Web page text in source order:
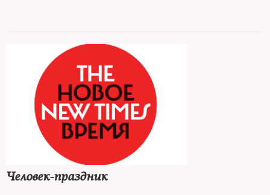
Человек-праздник